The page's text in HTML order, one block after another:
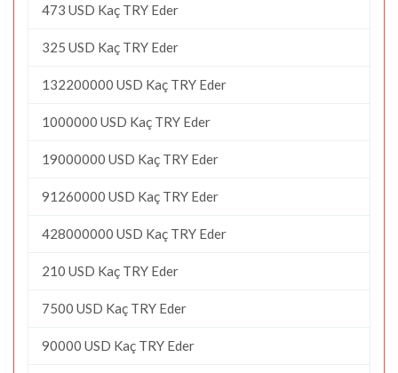
473 USD Kaç TRY Eder
325 USD Kaç TRY Eder
132200000 USD Kaç TRY Eder
1000000 USD Kaç TRY Eder
19000000 USD Kaç TRY Eder
91260000 USD Kaç TRY Eder
428000000 USD Kaç TRY Eder
210 USD Kaç TRY Eder
7500 USD Kaç TRY Eder
90000 USD Kaç TRY Eder